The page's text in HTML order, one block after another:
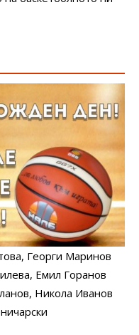
, Георги Маринов
, Емил Горанов
, Никола Иванов